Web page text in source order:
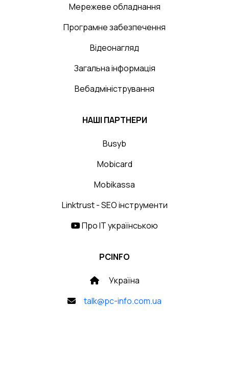
Мережеве обладнання
Програмне забезпечення
Відеонагляд
Загальна інформація
Вебадміністрування
НАШІ ПАРТНЕРИ
Busyb
Mobicard
Mobikassa
Linktrust - SEO інструменти
Про IT українською
PCINFO
Україна
talk@pc-info.com.ua